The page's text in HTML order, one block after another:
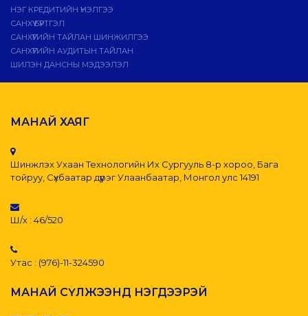
НЭГ КРЕДИТИЙН ҮНЭЛГЭЭ
САНХҮҮ БҮРТГЭЛ
САНХҮҮГИЙН ТАЙЛАН ШИНЖИЛГЭЭ
САНХҮҮГИЙН АУДИТЫН ТАЙЛАН
ШИЛЭН ДАНСНЫ МЭДЭЭЛЭЛ
МАНАЙ ХАЯГ
Шинжлэх Ухаан Технологийн Их Сургууль 8-р хороо, Бага
тойруу, Сүхбаатар дүүрэг Улаанбаатар, Монгол улс 14191
Ш/х : 46/520
Утас : (976)-11-324590
МАНАЙ СҮЛЖЭЭНД НЭГДЭЭРЭЙ